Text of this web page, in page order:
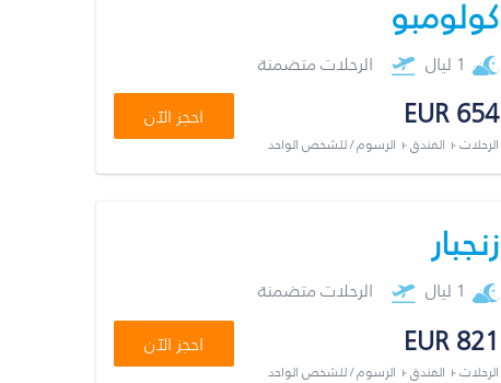
كولومبو
1 ليال الرحلات متضمنة
EUR 654
الرحلات + الفندق + الرسوم / للشخص الواحد
احجز الآن
زنجبار
1 ليال الرحلات متضمنة
EUR 821
الرحلات + الفندق + الرسوم / للشخص الواحد
احجز الآن